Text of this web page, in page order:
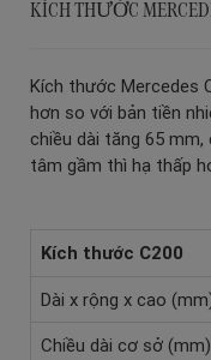
KÍCH THƯỚC
Kích thước Mercedes
hơn so với bản tiền
chiều dài tăng 65
tâm gầm thì hạ thấp
Kích thước C200
Dài x rộng x cao
Chiều dài cơ sở (mm)